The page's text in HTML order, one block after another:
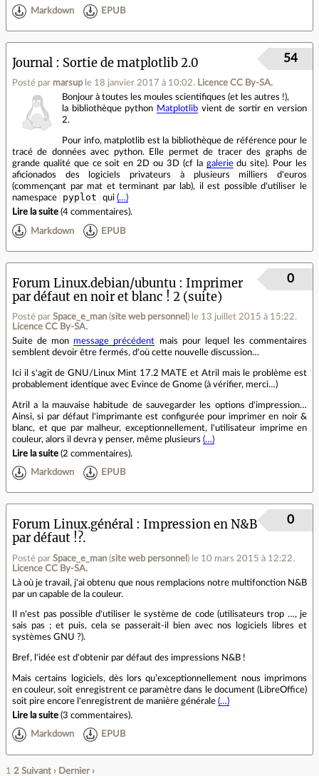
Markdown EPUB
Journal Sortie de matplotlib 2.0
Posté par marsup le 18 janvier 2017 à 10:02. Licence CC By‑SA.
54
Bonjour à toutes les moules scientifiques (et les autres !),
la bibliothèque python Matplotlibvient de sortir en version
2.
Pour info, matplotlib est la bibliothèque de référence pour le
tracé de données avec python. Elle permet de tracer des graphs de
grande qualité que ce soit en 2D ou 3D (cf la galeriedu site). Pour les
aficionados des logiciels privateurs à plusieurs milliers d'euros
(commençant par mat et terminant par lab), il est possible d'utiliser le
namespace
pyplot qui (…)
Lire la suite (4 commentaires).
Markdown EPUB
Forum Linux.debian/ubuntu
Imprimer
par défaut en noir et blanc ! 2 (suite)
Posté par Space_e_man (site web personnel ) le 13 juillet 2015 à 15:22.
Licence CC By‑SA.
0
Suite de mon message précédent mais pour lequel les commentaires
semblent devoir être fermés, d'où cette nouvelle discussion…
Ici il s'agit de GNU/Linux Mint 17.2 MATE et Atril mais le problème est
probablement identique avec Evince de Gnome (à vérifier, merci…)
Atril a la mauvaise habitude de sauvegarder les options d'impression…
Ainsi, si par défaut l'imprimante est configurée pour imprimer en noir &
blanc, et que par malheur, exceptionnellement, l'utilisateur imprime en
couleur, alors il devra y penser, même plusieurs (…)
Lire la suite (2 commentaires).
Markdown EPUB
Forum Linux.général
Impression en N&B
par défaut !?.
Posté par Space_e_man (site web personnel ) le 10 mars 2015 à 12:22.
Licence CC By‑SA.
0
Là où je travail, j'ai obtenu que nous remplacions notre multifonction N&B
par un capable de la couleur.
Il n'est pas possible d'utiliser le système de code (utilisateurs trop …, je
sais pas ; et puis, cela se passerait-il bien avec nos logiciels libres et
systèmes GNU ?).
Bref, l'idée est d'obtenir par défaut des impressions N&B !
Mais certains logiciels, dès lors qu’exceptionnellement nous imprimons
en couleur, soit enregistrent ce paramètre dans le document (LibreOffice)
soit pire encore l'enregistrent de manière générale (…)
Lire la suite (3 commentaires).
Markdown EPUB
1 2 Suivant › Dernier ›